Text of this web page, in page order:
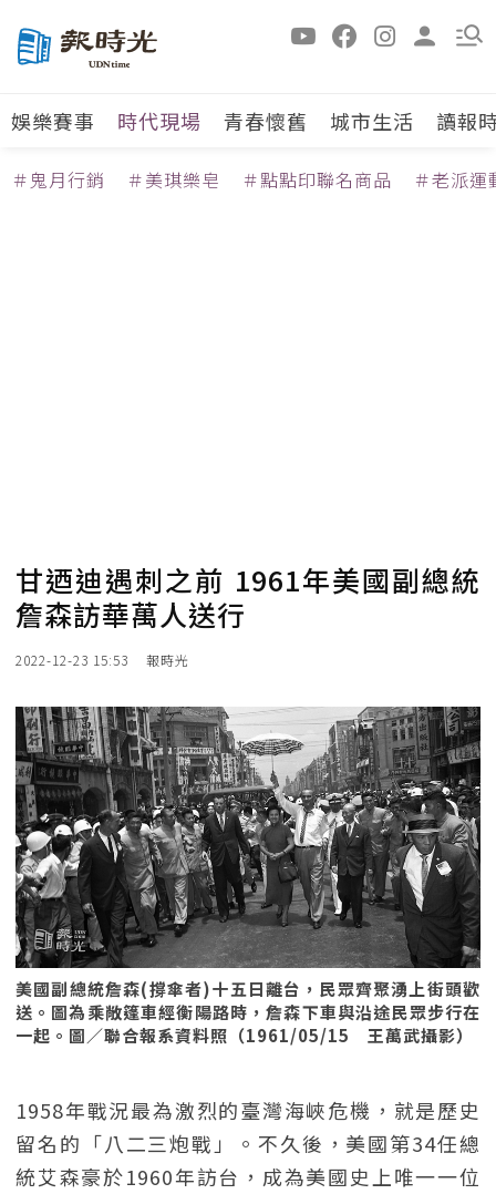
娛樂賽事 時代現場 青春懷舊 城市生活 讀報
＃鬼月行銷 ＃美琪樂皂 ＃點點印聯名商品 ＃老派運
甘迺迪遇刺之前 1961年美國副總統
詹森訪華萬人送行
2022-12-23 15:53 報時光
美國副總統詹森(撐傘者)十五日離台，民眾齊聚湧上街頭歡
送。圖為乘敞篷車經衡陽路時，詹森下車與沿途民眾步行在
一起。圖／聯合報系資料照（1961/05/15 王萬武攝影）
1958年戰況最為激烈的臺灣海峽危機，就是歷史
留名的「八二三炮戰」。不久後，美國第34任總
統艾森豪於1960年訪台，成為美國史上唯一一位